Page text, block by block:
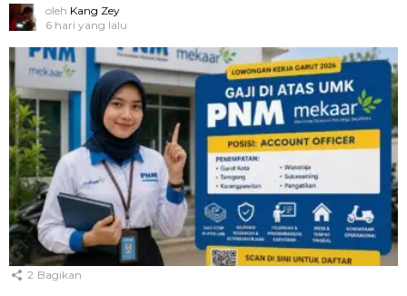
oleh Kang Zey
6 hari yang lalu
2 Bagikan